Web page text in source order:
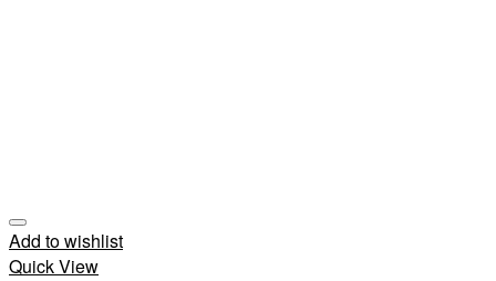
Add to wishlist
Quick View